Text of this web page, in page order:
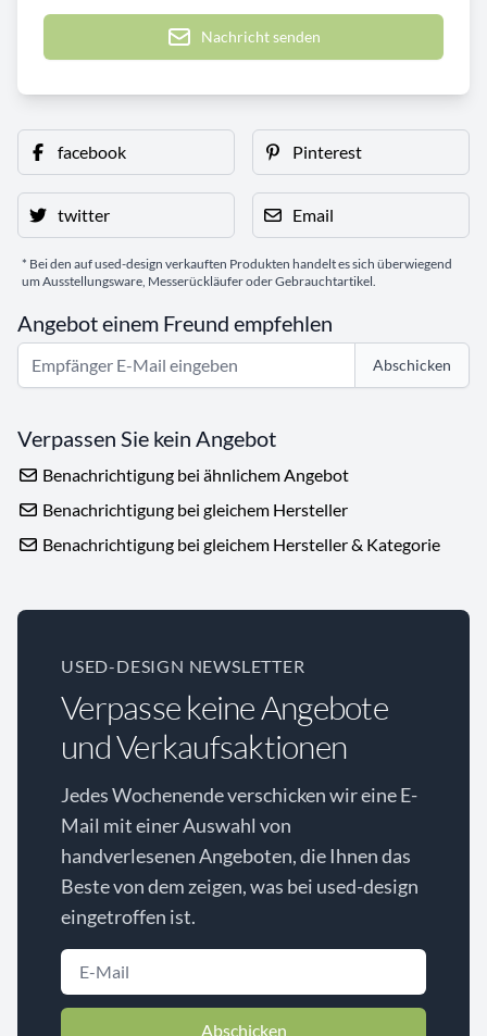
Nachricht senden
facebook Pinterest
twitter Email
* Bei den auf used-design verkauften Produkten handelt es sich überwiegend
um Ausstellungsware, Messerückläufer oder Gebrauchtartikel.
Angebot einem Freund empfehlen
Abschicken
Verpassen Sie kein Angebot
Benachrichtigung bei ähnlichem Angebot
Benachrichtigung bei gleichem Hersteller
Benachrichtigung bei gleichem Hersteller & Kategorie
USED-DESIGN NEWSLETTER
Verpasse keine Angebote
und Verkaufsaktionen
Jedes Wochenende verschicken wir eine E-
Mail mit einer Auswahl von
handverlesenen Angeboten, die Ihnen das
Beste von dem zeigen, was bei used-design
eingetroffen ist.
Abschicken